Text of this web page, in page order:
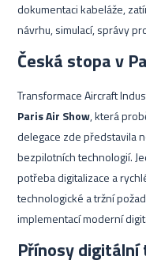
dokumentaci kabeláže,
návrhu, simulací, správy
Česká stopa v
Transformace Aircraft
Paris Air Show, která
delegace zde představila
bezpilotních technologií.
potřeba digitalizace a
technologické a tržní
implementací moderní
Přínosy